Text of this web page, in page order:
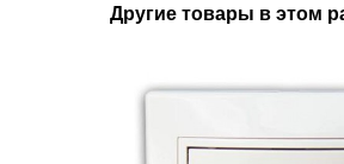
Другие товары в этом